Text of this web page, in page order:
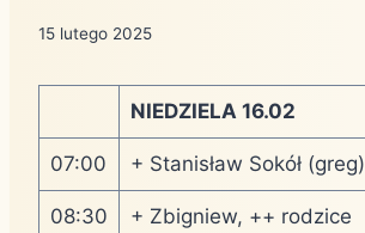
15 lutego 2025
NIEDZIELA 16.02
07:00 + Stanisław Sokół (greg)
08:30 + Zbigniew, ++ rodzice